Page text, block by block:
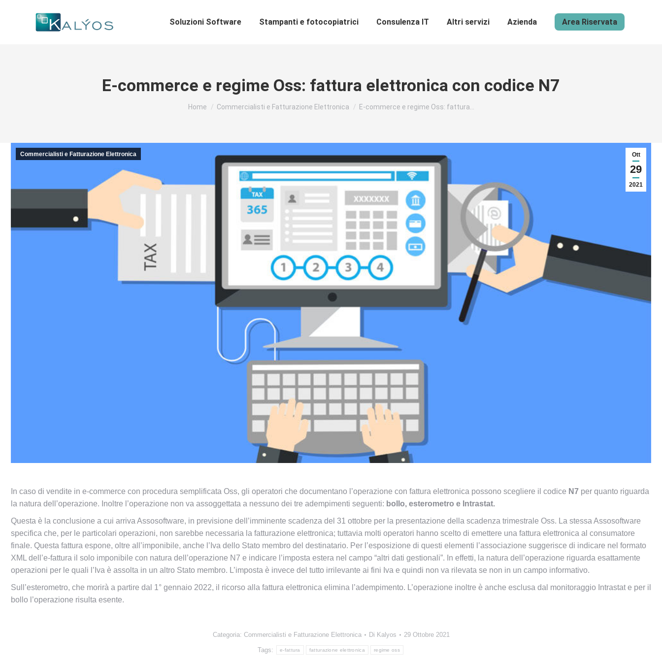
Soluzioni Software Stampanti e fotocopiatrici Consulenza IT Altri servizi Azienda Area Riservata
E-commerce e regime Oss: fattura elettronica con codice N7
Tu sei qui:
Home Commercialisti e Fatturazione Elettronica E-commerce e regime Oss: fattura…
Ott
29
2021
Commercialisti e Fatturazione Elettronica
In caso di vendite in e-commerce con procedura semplificata Oss, gli operatori che documentano l’operazione con fattura elettronica possono scegliere il codice N7 per quanto riguarda
la natura dell’operazione. Inoltre l’operazione non va assoggettata a nessuno dei tre adempimenti seguenti: bollo, esterometro e Intrastat.
Questa è la conclusione a cui arriva Assosoftware, in previsione dell’imminente scadenza del 31 ottobre per la presentazione della scadenza trimestrale Oss. La stessa Assosoftware
specifica che, per le particolari operazioni, non sarebbe necessaria la fatturazione elettronica; tuttavia molti operatori hanno scelto di emettere una fattura elettronica al consumatore
finale. Questa fattura espone, oltre all’imponibile, anche l’Iva dello Stato membro del destinatario. Per l’esposizione di questi elementi l’associazione suggerisce di indicare nel formato
XML dell’e-fattura il solo imponibile con natura dell’operazione N7 e indicare l’imposta estera nel campo “altri dati gestionali”. In effetti, la natura dell’operazione riguarda esattamente
operazioni per le quali l’Iva è assolta in un altro Stato membro. L’imposta è invece del tutto irrilevante ai fini Iva e quindi non va rilevata se non in un campo informativo.
Sull’esterometro, che morirà a partire dal 1° gennaio 2022, il ricorso alla fattura elettronica elimina l’adempimento. L’operazione inoltre è anche esclusa dal monitoraggio Intrastat e per il
bollo l’operazione risulta esente.
Categoria: Commercialisti e Fatturazione Elettronica Di Kalyos 29 Ottobre 2021
Tags: e-fattura fatturazione elettronica regime oss